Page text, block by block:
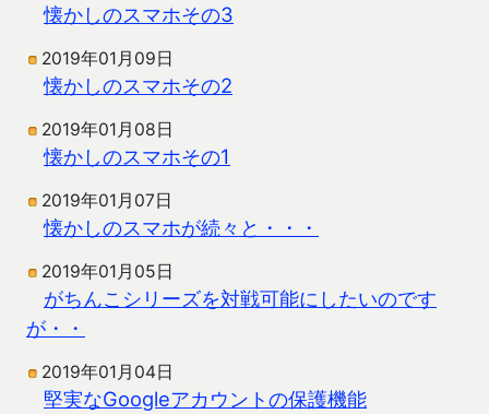
懐かしのスマホその3
2019年01月09日
懐かしのスマホその2
2019年01月08日
懐かしのスマホその1
2019年01月07日
懐かしのスマホが続々と・・・
2019年01月05日
がちんこシリーズを対戦可能にしたいのです
が・・
2019年01月04日
堅実なGoogleアカウントの保護機能